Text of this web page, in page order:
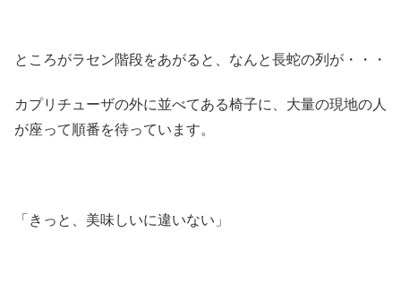
ところがラセン階段をあがると、なんと長蛇の列が・・・
カプリチューザの外に並べてある椅子に、大量の現地の人
が座って順番を待っています。
「きっと、美味しいに違いない」